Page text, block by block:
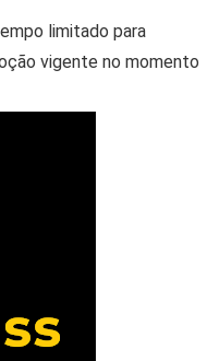
limitado para
vigente no momento